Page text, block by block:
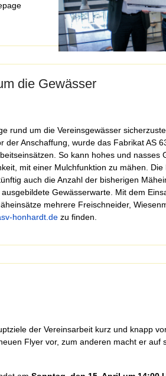
die Gewässer
rund um die Vereinsgewässer
der Anschaffung, wurde das Fabrikat AS
So kann hohes und nasses
mit einer Mulchfunktion zu mähen. Die
auch die Anzahl der bisherigen
Gewässerwarte. Mit dem
mehrere Freischneider,
honhardt.de zu finden.
der Vereinsarbeit kurz und knapp
Flyer vor, zum anderen macht er auf